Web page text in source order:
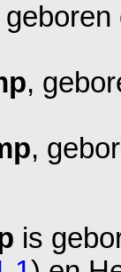
,
,
is